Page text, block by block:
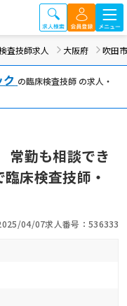
査技師求人 大阪府 吹田市
の臨床検査技師 の求人・
常勤も相談でき
床検査技師・
04/07求人番号：536333